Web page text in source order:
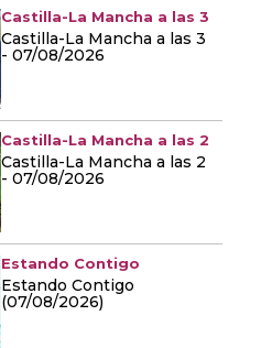
Castilla-La Mancha a las 3
Castilla-La Mancha a las 3
- 07/08/2026
Castilla-La Mancha a las 2
Castilla-La Mancha a las 2
- 07/08/2026
Estando Contigo
Estando Contigo
(07/08/2026)